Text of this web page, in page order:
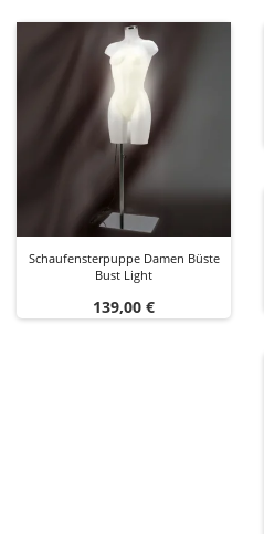
Schaufensterpuppe Damen Büste
Bust Light
Preis
139,00 €